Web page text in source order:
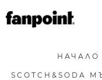
НАЧАЛО
SCOTCH&SODA